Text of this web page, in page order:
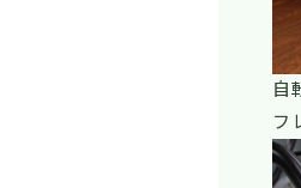
自
フ